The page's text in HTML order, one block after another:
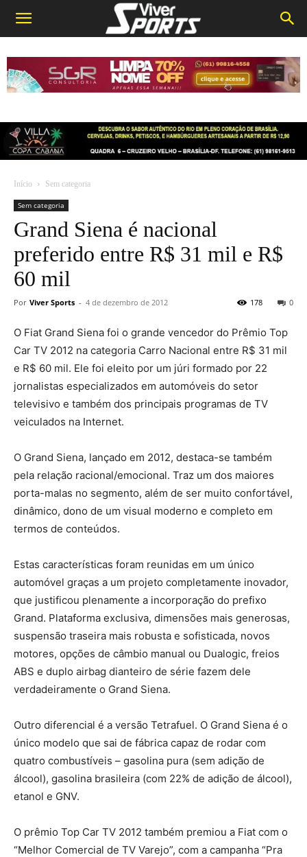
Início Sem categoria
Sem categoria
Grand Siena é nacional
preferido entre R$ 31 mil e R$
60 mil
Por Viver Sports - 4 de dezembro de 2012 0
178
O Fiat Grand Siena foi o grande vencedor do Prêmio Top
Car TV 2012 na categoria Carro Nacional entre R$ 31 mil
e R$ 60 mil. Ele foi eleito por um júri formado por 22
jornalistas especializados em automóveis do setor
televisivo e também dos principais programas de TV
veiculados na Internet.
O Grand Siena, lançado em 2012, destaca-se também
pela relação racional/emocional. Traz um dos maiores
porta-malas no segmento, além de ser muito confortável,
dinâmico, dono de um visual moderno e completo em
termos de conteúdos.
Estas características foram reunidas em um único
automóvel graças a um projeto completamente inovador,
que justificou plenamente a incorporação do prefixo
Grand. Plataforma exclusiva, dimensões mais generosas,
suspensão traseira mais robusta e sofisticada, novos
motores, opções de câmbio manual ou Dualogic, freios
ABS e duplo airbag dianteiro de série fazem dele
verdadeiramente o Grand Siena.
Outro diferencial é a versão Tetrafuel. O Grand Siena é o
único modelo que sai de fábrica capaz de rodar com
quatro combustíveis – gasolina pura (sem adição de
álcool), gasolina brasileira (com 22% de adição de álcool),
etanol e GNV.
O prêmio Top Car TV 2012 também premiou a Fiat com o
“Melhor Comercial de TV Varejo”, com a campanha “Pra